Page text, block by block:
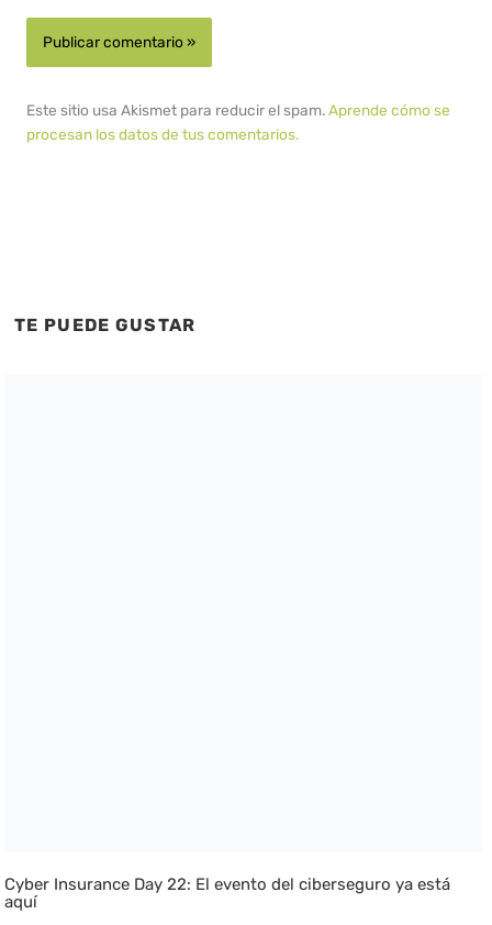
Este sitio usa Akismet para reducir el spam.Aprende cómo se
procesan los datos de tus comentarios.
TE PUEDE GUSTAR
Cyber Insurance Day 22: El evento del ciberseguro ya está
aquí